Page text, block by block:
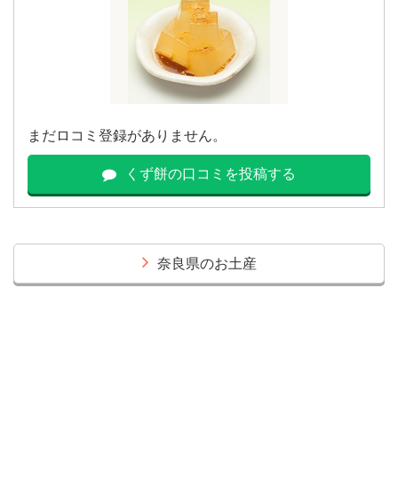
まだロコミ登録がありません。
くず餅の口コミを投稿する
奈良県のお土産